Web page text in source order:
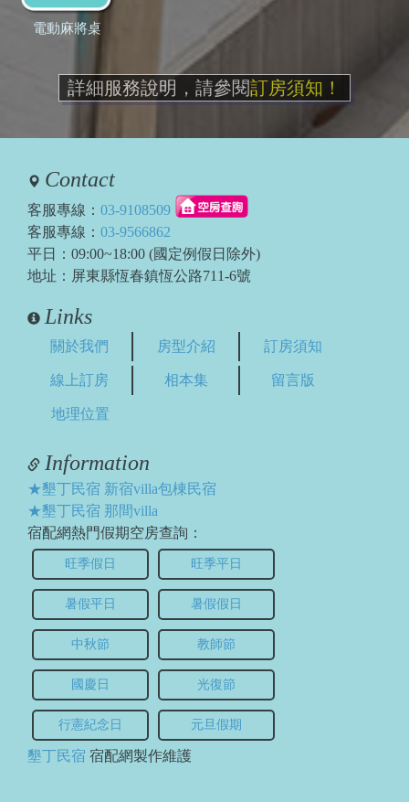
電動麻將桌
詳細服務說明，請參閱訂房須知！
Contact
客服專線： 03-9108509
客服專線： 03-9566862
平日：09:00~18:00 (國定例假日除外)
地址：屏東縣恆春鎮恆公路711-6號
Links
關於我們 房型介紹 訂房須知
線上訂房 相本集 留言版
地理位置
Information
★墾丁民宿 新宿villa包棟民宿
★墾丁民宿 那間villa
宿配網熱門假期空房查詢：
旺季假日 旺季平日
暑假平日 暑假假日
中秋節 教師節
國慶日 光復節
行憲紀念日 元旦假期
墾丁民宿 宿配網製作維護